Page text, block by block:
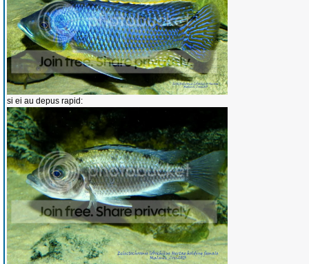
si ei au depus rapid: